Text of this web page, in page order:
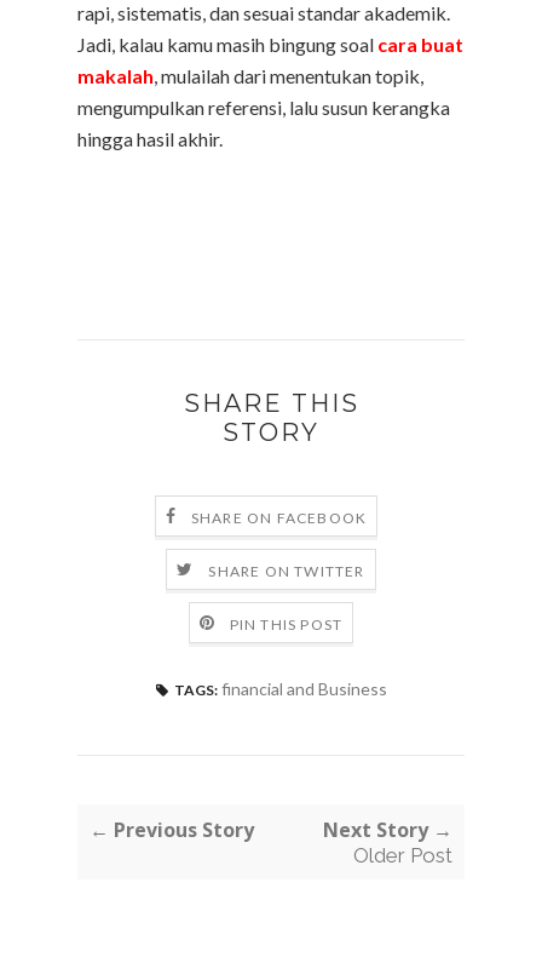
rapi, sistematis, dan sesuai standar akademik.
Jadi, kalau kamu masih bingung soal cara buat
makalah, mulailah dari menentukan topik,
mengumpulkan referensi, lalu susun kerangka
hingga hasil akhir.
SHARE THIS
STORY
SHARE ON FACEBOOK
SHARE ON TWITTER
PIN THIS POST
TAGS: financial and Business
← Previous Story Next Story →
Older Post